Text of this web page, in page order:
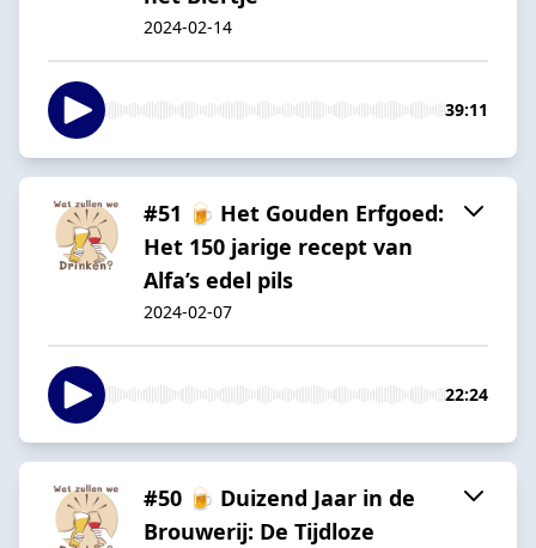
2024-02-14
39:11
#51 🍺 Het Gouden Erfgoed:
Het 150 jarige recept van
Alfa’s edel pils
2024-02-07
22:24
#50 🍺 Duizend Jaar in de
Brouwerij: De Tijdloze